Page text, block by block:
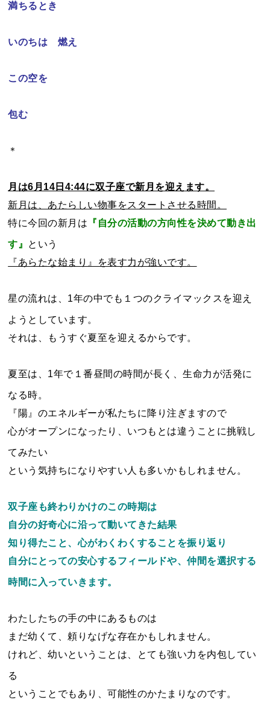
満ちるとき
いのちは 燃え
この空を
包む
＊
月は6月14日4:44に双子座で新月を迎えます。
新月は、あたらしい物事をスタートさせる時間。
特に今回の新月は 『自分の活動の方向性を決めて動き出
す』
という
『あらたな始まり』を表す力が強いです。
星の流れは、1年の中でも１つのクライマックスを迎え
ようとしています。
それは、もうすぐ夏至を迎えるからです。
夏至は、1年で１番昼間の時間が長く、生命力が活発に
なる時。
『陽』のエネルギーが私たちに降り注ぎますので
心がオープンになったり、いつもとは違うことに挑戦し
てみたい
という気持ちになりやすい人も多いかもしれません。
双子座も終わりかけのこの時期は
自分の好奇心に沿って動いてきた結果
知り得たこと、心がわくわくすることを振り返り
自分にとっての安心するフィールドや、仲間を選択する
時間に入っていきます。
わたしたちの手の中にあるものは
まだ幼くて、頼りなげな存在かもしれません。
けれど、幼いということは、とても強い力を内包してい
る
ということでもあり、可能性のかたまりなのです。